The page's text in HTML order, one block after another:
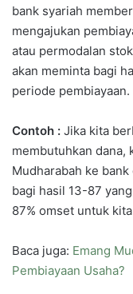
bank syariah
mengajukan
atau permodalan
akan meminta bagi
periode pembiayaan.
Contoh : Jika kita
membutuhkan dana,
Mudharabah ke
bagi hasil 13-87
87% omset untuk
Baca juga: Emang
Pembiayaan Usaha?